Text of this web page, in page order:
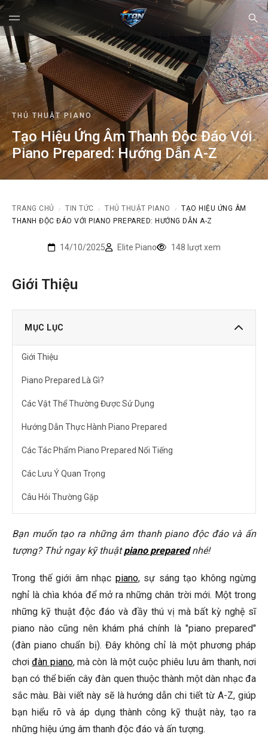
THỦ THUẬT PIANO
Tạo Hiệu Ứng Âm Thanh Độc Đáo Với
Piano Prepared: Hướng Dẫn A-Z
TRANG CHỦ / TIN TỨC / THỦ THUẬT PIANO /
TẠO HIỆU ỨNG ÂM
THANH ĐỘC ĐÁO VỚI PIANO PREPARED: HƯỚNG DẪN A-Z
14/10/2025 Elite Piano 148 lượt xem
Giới Thiệu
MỤC LỤC
Giới Thiệu
Piano Prepared Là Gì?
Các Vật Thể Thường Được Sử Dụng
Hướng Dẫn Thực Hành Piano Prepared
Các Tác Phẩm Piano Prepared Nổi Tiếng
Các Lưu Ý Quan Trọng
Câu Hỏi Thường Gặp
prepared không?
Làm thế nào để tạo ra những âm thanh piano prepared
độc đáo?
🎹 Khám Phá Piano Đẳng Cấp Tại Elite Piano
Bạn muốn tạo ra những âm thanh piano độc đáo và ấn
tượng? Thử ngay kỹ thuậtpiano preparednhé!
Trong thế giới âm nhạc piano, sự sáng tạo không ngừng
nghỉ là chìa khóa để mở ra những chân trời mới. Một trong
những kỹ thuật độc đáo và đầy thú vị mà bất kỳ nghệ sĩ
piano nào cũng nên khám phá chính là "piano prepared"
(đàn piano chuẩn bị). Đây không chỉ là một phương pháp
chơiđàn piano, mà còn là một cuộc phiêu lưu âm thanh, nơi
bạn có thể biến cây đàn quen thuộc thành một dàn nhạc đa
sắc màu. Bài viết này sẽ là hướng dẫn chi tiết từ A-Z, giúp
bạn hiểu rõ và áp dụng thành công kỹ thuật này, tạo ra
những hiệu ứng âm thanh độc đáo và ấn tượng.